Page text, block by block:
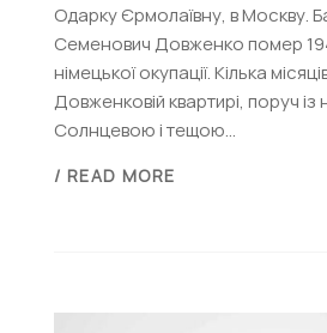
Одарку Єрмолаївну, в Москву.
Семенович Довженко помер
німецької окупації. Кілька
Довженковій квартирі, поруч
Солнцевою і тещою...
/ READ MORE